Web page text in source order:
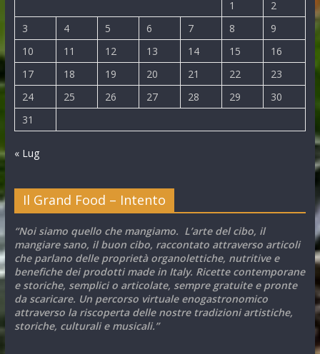
1
2
3
4 5 6 7 8
9
10
11 12 13 14 15
16
17
18 19 20 21 22
23
24
25 26 27 28 29
30
31
« Lug
Il Grand Food – Intento
“Noi siamo quello che mangiamo. L’arte del cibo, il
mangiare sano, il buon cibo, raccontato attraverso articoli
che parlano delle proprietà organolettiche, nutritive e
benefiche dei prodotti made in Italy. Ricette contemporane
e storiche, semplici o articolate, sempre gratuite e pronte
da scaricare. Un percorso virtuale enogastronomico
attraverso la riscoperta delle nostre tradizioni artistiche,
storiche, culturali e musicali.”